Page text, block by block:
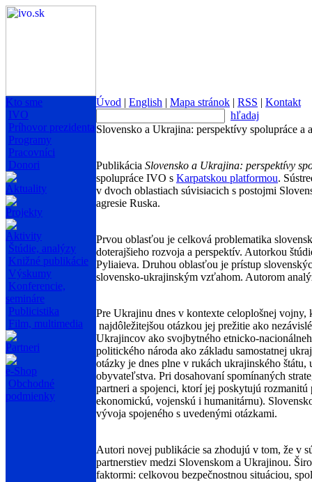
Kto sme
IVO
Príhovor prezidenta
Programy
Pracovníci
Donori
Aktuality
Projekty
Aktivity
Štúdie, analýzy
Knižné publikácie
Výskumy
Konferencie,
semináre
Publicistika
Film, multimedia
Partneri
e-Shop
Obchodné
podmienky
Úvod | English | Mapa stránok | RSS | Kontakt
hľadaj
Slovensko a Ukrajina: perspektívy spolupráce a
Publikácia Slovensko a Ukrajina: perspektívy
spolupráce IVO s Karpatskou platformou.
v dvoch oblastiach súvisiacich s postojmi
agresie Ruska.
Prvou oblasťou je celková problematika
doterajšieho rozvoja a perspektív. Autorkou
Pyliaieva. Druhou oblasťou je prístup
slovensko-ukrajinským vzťahom. Autorom
Pre Ukrajinu dnes v kontexte celoplošnej
najdôležitejšou otázkou jej prežitie ako
Ukrajincov ako svojbytného etnicko-
politického národa ako základu samostatnej
otázky je dnes plne v rukách ukrajinského
obyvateľstva. Pri dosahovaní spomínaných
partneri a spojenci, ktorí jej poskytujú
ekonomickú, vojenskú i humanitárnu).
vývoja spojeného s uvedenými otázkami.
Autori novej publikácie sa zhodujú v tom, že v
partnerstiev medzi Slovenskom a Ukrajinou.
faktormi: celkovou bezpečnostnou situáciou,